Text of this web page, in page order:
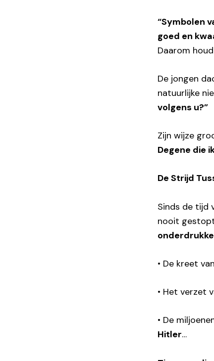
“Symbolen
goed en
Daarom
De jongen
natuurlijke
volgens u?”
Zijn wijze
Degene die
De Strijd
Sinds de tijd
nooit
• De kreet
• Het verzet
• De
Hitler…